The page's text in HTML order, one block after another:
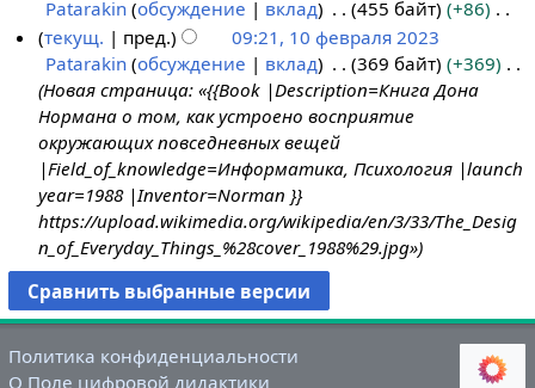
в
к
и
р
а
в
к
и
я
п
р
а
в
к
и
и
я
п
р
а
в
к
и
с
а
н
и
п
р
а
и
р
п
и
с
а
н
и
я
п
р
а
в
к
е
т
о
п
и
с
а
н
и
я
п
р
а
к
Patarakin обсуждение вклад 455 байт
+86
Н
е
т
о
п
и
с
а
н
и
я
п
р
а
текущ. пред.
09:21, 10 февраля 2023
Patarakin обсуждение вклад 369 байт
+369
Новая страница: «{{Book |Description=Книга Дона
Нормана о том, как устроено восприятие
окружающих повседневных вещей
|Field_of_knowledge=Информатика, Психология |launch
year=1988 |Inventor=Norman }}
https://upload.wikimedia.org/wikipedia/en/3/33/The_Desig
n_of_Everyday_Things_%28cover_1988%29.jpg»
Политика конфиденциальности
О Поле цифровой дидактики